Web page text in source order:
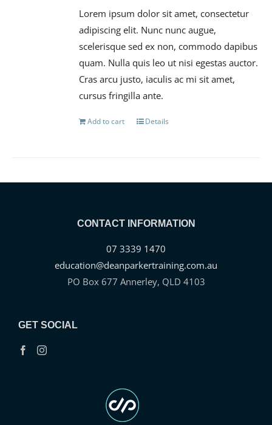
Lorem ipsum dolor sit amet, consectetur
adipiscing elit. Nunc nunc augue,
scelerisque sed ex non, commodo dapibus
quam. Nulla quis leo ut nisi egestas auctor.
Cras arcu justo, iaculis ac mi sit amet,
cursus fringilla ante.
Add to cart Details
CONTACT INFORMATION
07 3339 1470
education@deanparkertraining.com.au
PO Box 677 Annerley, QLD 4103
GET SOCIAL